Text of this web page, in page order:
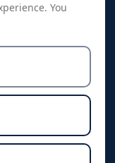
You